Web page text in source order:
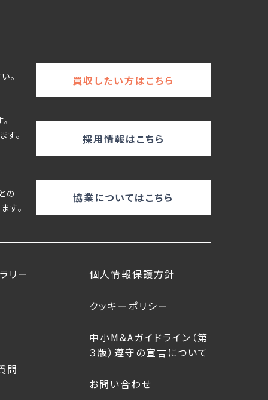
。
買収したい方はこちら
す。
採用情報はこちら
の
す。
協業についてはこちら
リー
問
個人情報保護方針
クッキーポリシー
中小M&Aガイドライン（第
３版）遵守の宣言について
お問い合わせ